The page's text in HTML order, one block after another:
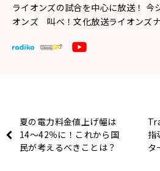
ライオンズの試合を中心に放送！ 今
オンズ 叫べ！文化放送ライオンズ
夏の電力料金値上げ幅は
14～42％に！これから国
民が考えるべきことは？
指
タ